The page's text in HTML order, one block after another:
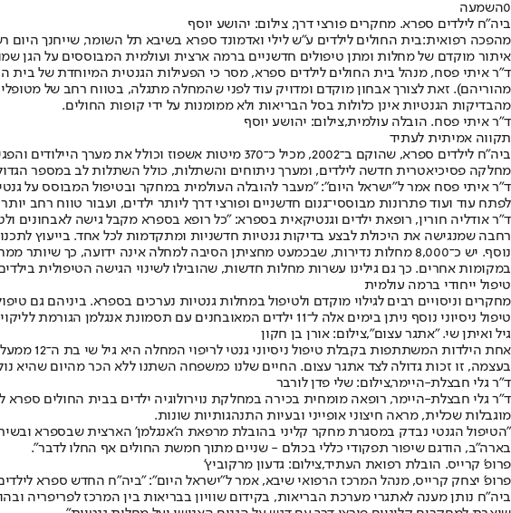
0השמעה
ביה"ח לילדים ספרא. מחקרים פורצי דרך, צילום: יהושע יוסף
מהפכה רפואית:בית החולים לילדים ע"ש לילי ואדמונד ספרא בשיבא תל השומר, שייחנך
איתור מוקדם של מחלות ומתן טיפולים חדשניים ברמה ארצית ועולמית המבוססים על הגן
ד"ר איתי פסח, מנהל בית החולים לילדים ספרא, מסר כי הפעילות הגנטית המיוחדת של בית
מהוריהם). זאת לצורך אבחון מוקדם ומדויק עוד לפני שהמחלה מתגלה, בטווח רחב של
מהבדיקות הגנטיות אינן כלולות בסל הבריאות ולא ממומנות על ידי קופות החולים.
ד"ר איתי פסח. הובלה עולמית,צילום: יהושע יוסף
תקווה אמיתית לעתיד
ביה"ח לילדים ספרא, שהוקם ב־2002, מכיל כ־370 מיטות
מחלקה פסיכיאטרית חדשה לילדים, ומערך ניתוחים והשתלות, כולל השתלות לב במספר הגדול בארץ. פונים אליו מדי שנה 30 אלף ילדים
ד"ר איתי פסח אמר ל"ישראל היום": "מעבר להובלה העולמית במחקר ובטיפול המבוסס על
לפתח עוד ועוד פתרונות מבוססי־גנום חדשניים ופורצי דרך ליותר ילדים, ועבור טווח
ד"ר אודליה חורין, רופאת ילדים וגנטיקאית בספרא: "כל רופא בספרא מקבל גישה
רחבה שמנגישה את היכולת לבצע בדיקות גנטיות חדשניות ומתקדמות לכל אחד. בייעוץ
נוסף. יש כ־8,000 מחלות נדירות, שבכמעט מחציתן הסיבה למחלה אינה ידועה, כך
במקומות אחרים. כך גם גילינו עשרות מחלות חדשות, שהובילו לשינוי הגישה הטיפולית
טיפול ייחודי ברמה עולמית
מחקרים וניסויים רבים לגילוי מוקדם ולטיפול במחלות גנטיות נערכים בספרא. ביניהם
טיפול ניסיוני נוסף ניתן בימים אלה ל־11 ילדים המאובחנים עם תסמונת אנגלמן הגורמת לליקויים התפתחותיים ושכליים קשים.
גיל ואיתן שי. "אתגר עצום",צילום: אורן בן חקון
אחת
בעצמה, זו זכות גדולה לצד אתגר עצום. החיים שלנו כמשפחה השתנו ללא הכר מהיום שהיא
ד"ר גלי חבצלת-היימר,צילום: שלי פדן לורבר
ד"ר גלי חבצלת-היימר, רופאה מומחית בכירה במחלקת נוירולוגיה ילדים בבית החולים
מוגבלות שכלית, מראה חיצוני אופייני ובעיות התנהגותיות שונות.
"הטיפול הגנטי נבדק במסגרת מחקר קליני בהובלת מרפאת ה'אנגלמן' הארצית שבספרא
בארה"ב, הודגם שיפור תפקודי כללי בכולם - שניים מתוך חמשת החולים אף החלו לדבר".
פרופ' קרייס. הובלת רפואת העתיד,צילום: גדעון מרקוביץ'
פרופ' יצחק קרייס, מנהל המרכז הרפואי שיבא, אמר ל"ישראל היום": "ביה"ח החדש ספרא